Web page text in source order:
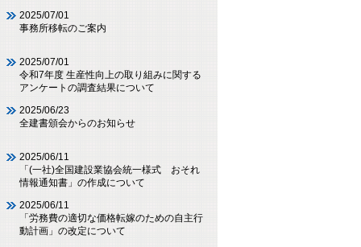
2025/07/01
事務所移転のご案内
2025/07/01
令和7年度 生産性向上の取り組みに関する
アンケートの調査結果について
2025/06/23
全建書頒会からのお知らせ
2025/06/11
「(一社)全国建設業協会統一様式 おそれ
情報通知書」の作成について
2025/06/11
「労務費の適切な価格転嫁のための自主行
動計画」の改定について